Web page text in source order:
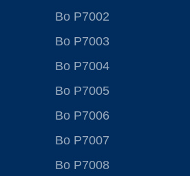
Bo P7002
Bo P7003
Bo P7004
Bo P7005
Bo P7006
Bo P7007
Bo P7008